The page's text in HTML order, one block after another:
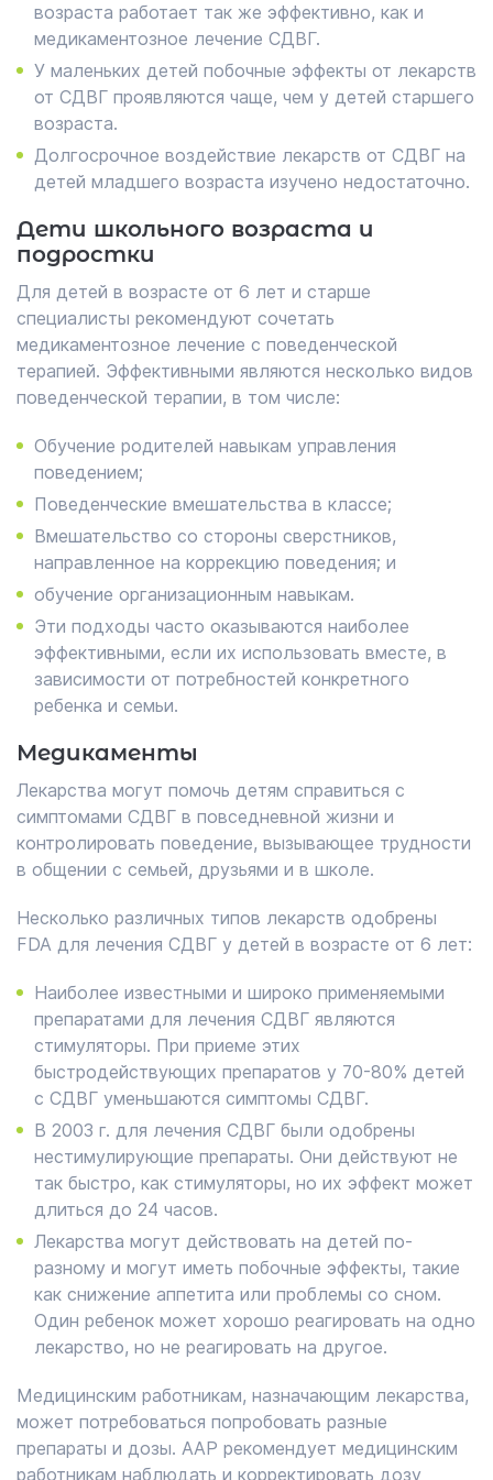
возраста работает так же эффективно, как и
медикаментозное лечение СДВГ.
У маленьких детей побочные эффекты от лекарств
от СДВГ проявляются чаще, чем у детей старшего
возраста.
Долгосрочное воздействие лекарств от СДВГ на
детей младшего возраста изучено недостаточно.
Дети школьного возраста и
подростки
Для детей в возрасте от 6 лет и старше
специалисты рекомендуют сочетать
медикаментозное лечение с поведенческой
терапией. Эффективными являются несколько видов
поведенческой терапии, в том числе:
Обучение родителей навыкам управления
поведением;
Поведенческие вмешательства в классе;
Вмешательство со стороны сверстников,
направленное на коррекцию поведения; и
обучение организационным навыкам.
Эти подходы часто оказываются наиболее
эффективными, если их использовать вместе, в
зависимости от потребностей конкретного
ребенка и семьи.
Медикаменты
Лекарства могут помочь детям справиться с
симптомами СДВГ в повседневной жизни и
контролировать поведение, вызывающее трудности
в общении с семьей, друзьями и в школе.
Несколько различных типов лекарств одобрены
FDA для лечения СДВГ у детей в возрасте от 6 лет:
Наиболее известными и широко применяемыми
препаратами для лечения СДВГ являются
стимуляторы. При приеме этих
быстродействующих препаратов у 70-80% детей
с СДВГ уменьшаются симптомы СДВГ.
В 2003 г. для лечения СДВГ были одобрены
нестимулирующие препараты. Они действуют не
так быстро, как стимуляторы, но их эффект может
длиться до 24 часов.
Лекарства могут действовать на детей по-
разному и могут иметь побочные эффекты, такие
как снижение аппетита или проблемы со сном.
Один ребенок может хорошо реагировать на одно
лекарство, но не реагировать на другое.
Медицинским работникам, назначающим лекарства,
может потребоваться попробовать разные
препараты и дозы. AAP рекомендует медицинским
работникам наблюдать и корректировать дозу